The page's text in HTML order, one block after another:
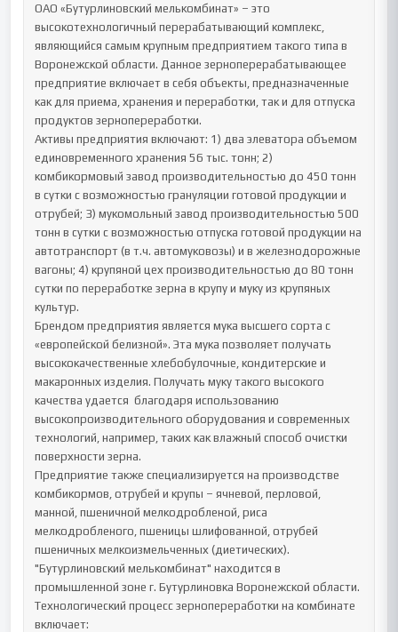
ОАО «Бутурлиновский мелькомбинат» – это
высокотехнологичный перерабатывающий комплекс,
являющийся самым крупным предприятием такого типа в
Воронежской области. Данное зерноперерабатывающее
предприятие включает в себя объекты, предназначенные
как для приема, хранения и переработки, так и для отпуска
продуктов зернопереработки.
Активы предприятия включают: 1) два элеватора объемом
единовременного хранения 56 тыс. тонн; 2)
комбикормовый завод производительностью до 450 тонн
в сутки с возможностью грануляции готовой продукции и
отрубей; 3) мукомольный завод производительностью 500
тонн в сутки с возможностью отпуска готовой продукции на
автотранспорт (в т.ч. автомуковозы) и в железнодорожные
вагоны; 4) крупяной цех производительностью до 80 тонн
сутки по переработке зерна в крупу и муку из крупяных
культур.
Брендом предприятия является мука высшего сорта с
«европейской белизной». Эта мука позволяет получать
высококачественные хлебобулочные, кондитерские и
макаронных изделия. Получать муку такого высокого
качества удается  благодаря использованию
высокопроизводительного оборудования и современных
технологий, например, таких как влажный способ очистки
поверхности зерна.
Предприятие также специализируется на производстве
комбикормов, отрубей и крупы – ячневой, перловой,
манной, пшеничной мелкодробленой, риса
мелкодробленого, пшеницы шлифованной, отрубей
пшеничных мелкоизмельченных (диетических).
"Бутурлиновский мелькомбинат" находится в
промышленной зоне г. Бутурлиновка Воронежской области.
Технологический процесс зернопереработки на комбинате
включает: